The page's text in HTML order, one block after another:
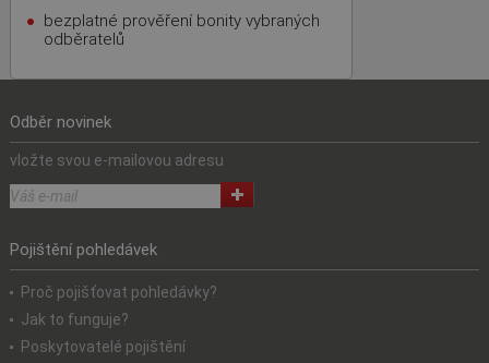
bezplatné prověření bonity vybraných
odběratelů
Odběr novinek
vložte svou e-mailovou adresu
Pojištění pohledávek
Proč pojišťovat pohledávky?
Jak to funguje?
Poskytovatelé pojištění